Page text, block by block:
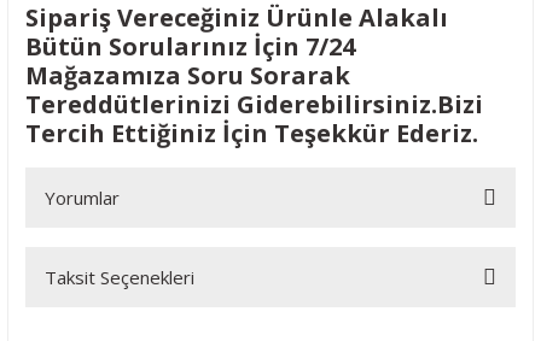
Sipariş Vereceğiniz Ürünle Alakalı
Bütün Sorularınız İçin 7/24
Mağazamıza Soru Sorarak
Tereddütlerinizi Giderebilirsiniz.Bizi
Tercih Ettiğiniz İçin Teşekkür Ederiz.
Yorumlar
Bu ürüne ilk yorumu siz yapın!
Taksit Seçenekleri